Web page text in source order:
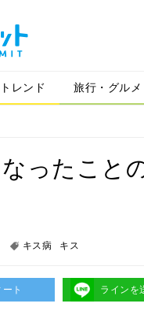
レンド 旅行・グルメ
なったこと
キス病 キス
ート ラインを